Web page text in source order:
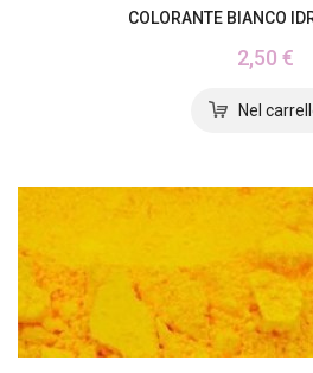
COLORANTE BIANCO
2,50 €